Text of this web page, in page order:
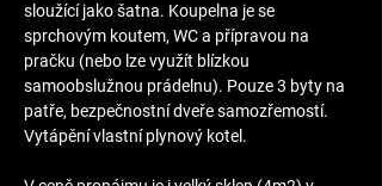
sloužící jako šatna. Koupelna je se
sprchovým koutem, WC a přípravou na
pračku (nebo lze využít blízkou
samoobslužnou prádelnu). Pouze 3 byty na
patře, bezpečnostní dveře samozřemostí.
Vytápění vlastní plynový kotel.